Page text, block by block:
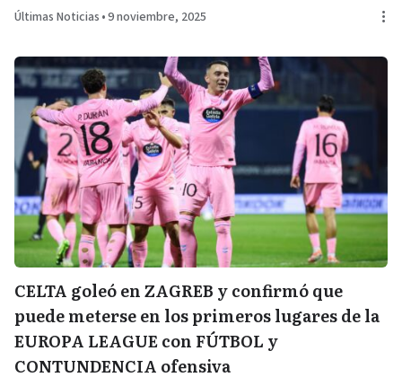
Últimas Noticias •9 noviembre, 2025
CELTA goleó en ZAGREB y confirmó que
puede meterse en los primeros lugares de la
EUROPA LEAGUE con FÚTBOL y
CONTUNDENCIA ofensiva